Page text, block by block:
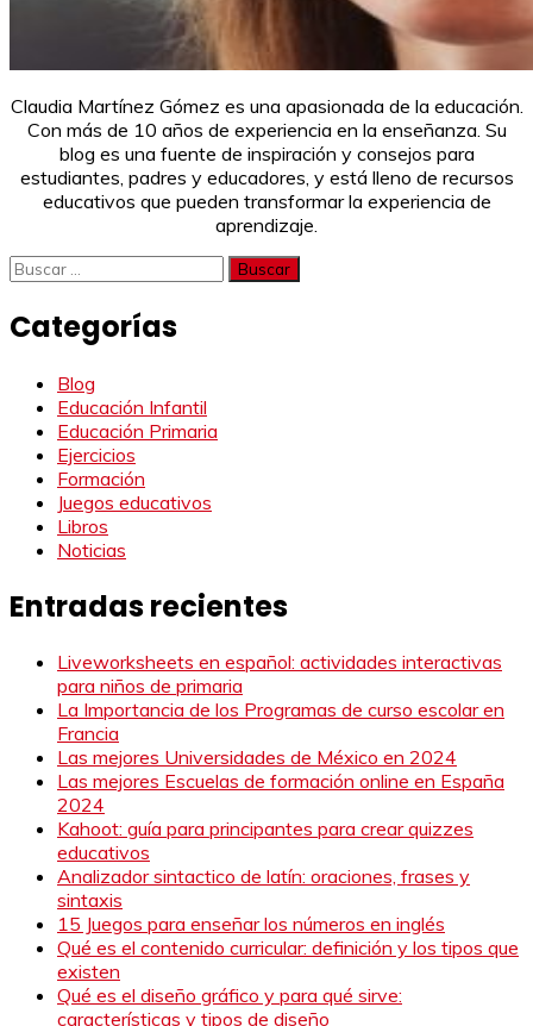
Claudia Martínez Gómez es una apasionada de la educación.
Con más de 10 años de experiencia en la enseñanza. Su
blog es una fuente de inspiración y consejos para
estudiantes, padres y educadores, y está lleno de recursos
educativos que pueden transformar la experiencia de
aprendizaje.
Buscar:
Categorías
Blog
Educación Infantil
Educación Primaria
Ejercicios
Formación
Juegos educativos
Libros
Noticias
Entradas recientes
Liveworksheets en español: actividades interactivas
para niños de primaria
La Importancia de los Programas de curso escolar en
Francia
Las mejores Universidades de México en 2024
Las mejores Escuelas de formación online en España
2024
Kahoot: guía para principantes para crear quizzes
educativos
Analizador sintactico de latín: oraciones, frases y
sintaxis
15 Juegos para enseñar los números en inglés
Qué es el contenido curricular: definición y los tipos que
existen
Qué es el diseño gráfico y para qué sirve:
características y tipos de diseño